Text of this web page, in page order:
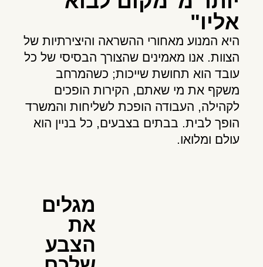
אליו"
היא המנוע מאחורי ההשראה והיצירתיות של
הצוות. אנו מאמינים שהצורך הבסיסי של כל
עובד הוא תחושת שייכות; כשהמרחב
משקף את מי שאתם, הקירות הופכים
לקהילה, העבודה הופכת לשליחות והמשרד
הופך לבית. בבתים בצבעים, כל בניין הוא
עולם ומלואו.
מגלים
את
הצבע